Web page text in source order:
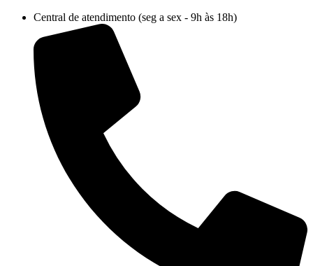
conteúdo
Central de atendimento (seg a sex - 9h às 18h)